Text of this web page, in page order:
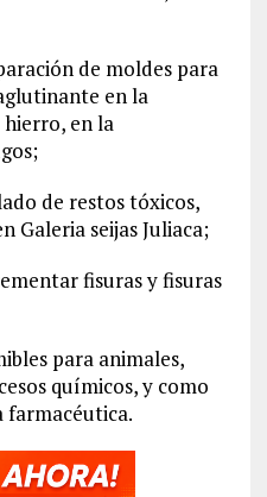
de moldes para
en la
en la
de restos tóxicos,
Galeria seijas Juliaca;
fisuras y fisuras
para animales,
químicos, y como
farmacéutica.